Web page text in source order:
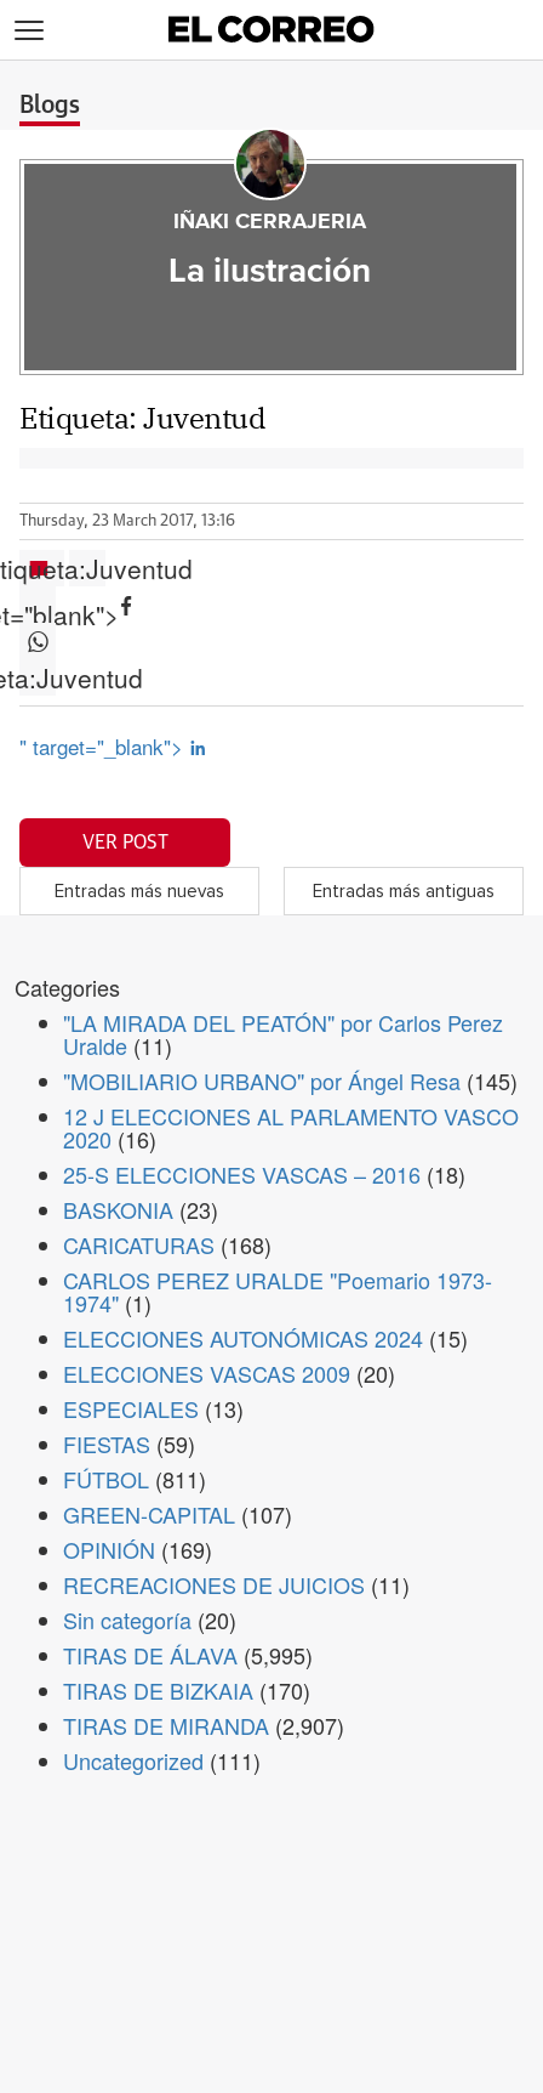
Blogs
IÑAKI CERRAJERIA
La ilustración
Etiqueta:Juventud
Thursday, 23 March 2017, 13:16
Juventud
Juventud
" target="_blank">
VER POST
Entradas más nuevas Entradas más antiguas
Categories
"LA MIRADA DEL PEATÓN" por Carlos Perez
Uralde (11)
"MOBILIARIO URBANO" por Ángel Resa (145)
12 J ELECCIONES AL PARLAMENTO VASCO
2020 (16)
25-S ELECCIONES VASCAS – 2016 (18)
BASKONIA (23)
CARICATURAS (168)
CARLOS PEREZ URALDE "Poemario 1973-
1974" (1)
ELECCIONES AUTONÓMICAS 2024 (15)
ELECCIONES VASCAS 2009 (20)
ESPECIALES (13)
FIESTAS (59)
FÚTBOL (811)
GREEN-CAPITAL (107)
OPINIÓN (169)
RECREACIONES DE JUICIOS (11)
Sin categoría (20)
TIRAS DE ÁLAVA (5,995)
TIRAS DE BIZKAIA (170)
TIRAS DE MIRANDA (2,907)
Uncategorized (111)